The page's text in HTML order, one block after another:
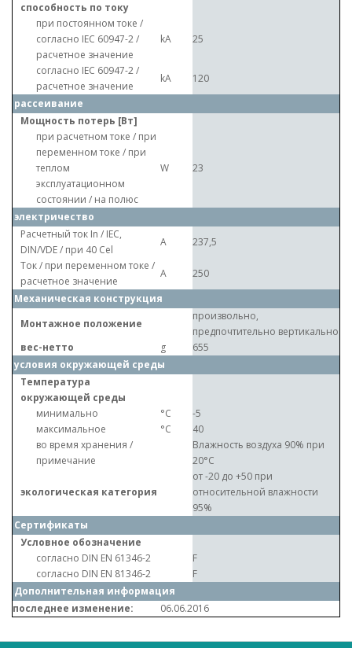
способность по току
при постоянном токе /
согласно IEC 60947-2 /
расчетное значение
kA 25
согласно IEC 60947-2 /
расчетное значение
kA
120
рассеивание
Мощность потерь [Вт]
при расчетном токе / при
переменном токе / при
теплом
эксплуатационном
состоянии / на полюс
W 23
электричество
Расчетный ток In / IEC,
DIN/VDE / при 40 Cel
A
237,5
Ток / при переменном токе /
расчетное значение
A
250
Механическая конструкция
Монтажное положение
произвольно,
предпочтительно вертикально
вес-нетто
g
655
условия окружающей среды
Температура
окружающей среды
минимально
°C
-5
максимальное
°C
40
во время хранения /
примечание
Влажность воздуха 90% при
20°C
экологическая категория
от -20 до +50 при
относительной влажности
95%
Сертификаты
Условное обозначение
согласно DIN EN 61346-2
F
согласно DIN EN 81346-2
F
Дополнительная информация
последнее изменение:
06.06.2016